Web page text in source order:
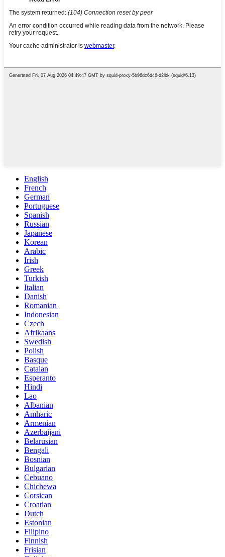
English
French
German
Portuguese
Spanish
Russian
Japanese
Korean
Arabic
Irish
Greek
Turkish
Italian
Danish
Romanian
Indonesian
Czech
Afrikaans
Swedish
Polish
Basque
Catalan
Esperanto
Hindi
Lao
Albanian
Amharic
Armenian
Azerbaijani
Belarusian
Bengali
Bosnian
Bulgarian
Cebuano
Chichewa
Corsican
Croatian
Dutch
Estonian
Filipino
Finnish
Frisian